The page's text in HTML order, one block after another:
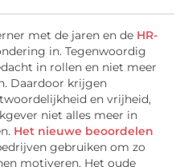
met de jaren en de HR-
in. Tegenwoordig
in rollen en niet meer
Daardoor krijgen
en vrijheid,
niet alles meer in
Het nieuwe beoordelen
gebruiken om zo
motiveren. Het oude